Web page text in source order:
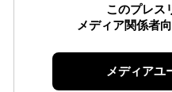
このプレス
メディア関係者
メディアユ